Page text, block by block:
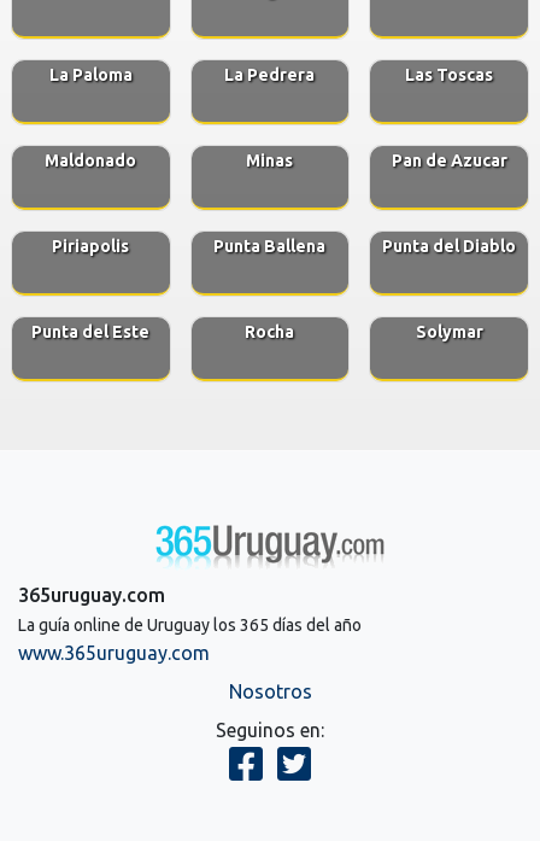
La Paloma La Pedrera Las Toscas
Maldonado Minas Pan de Azucar
Piriapolis Punta Ballena Punta del Diablo
Punta del Este Rocha Solymar
365uruguay.com
La guía online de Uruguay los 365 días del año
www.365uruguay.com
Nosotros
Seguinos en: